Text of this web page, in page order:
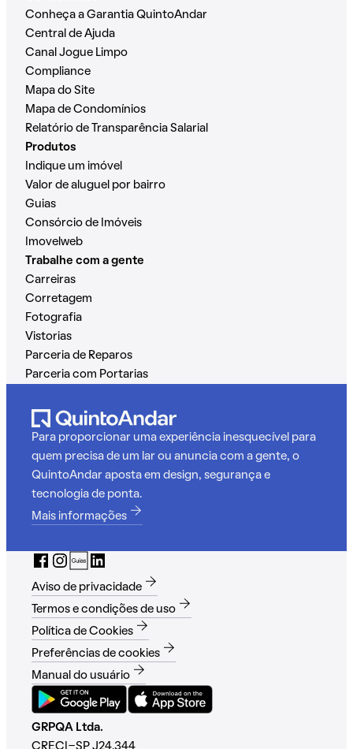
Conheça a Garantia QuintoAndar
Central de Ajuda
Canal Jogue Limpo
Compliance
Mapa do Site
Mapa de Condomínios
Relatório de Transparência Salarial
Produtos
Indique um imóvel
Valor de aluguel por bairro
Guias
Consórcio de Imóveis
Imovelweb
Trabalhe com a gente
Carreiras
Corretagem
Fotografia
Vistorias
Parceria de Reparos
Parceria com Portarias
Para proporcionar uma experiência inesquecível para
quem precisa de um lar ou anuncia com a gente, o
QuintoAndar aposta em design, segurança e
tecnologia de ponta.
Mais informações
Aviso de privacidade
Termos e condições de uso
Política de Cookies
Preferências de cookies
Manual do usuário
GRPQA Ltda.